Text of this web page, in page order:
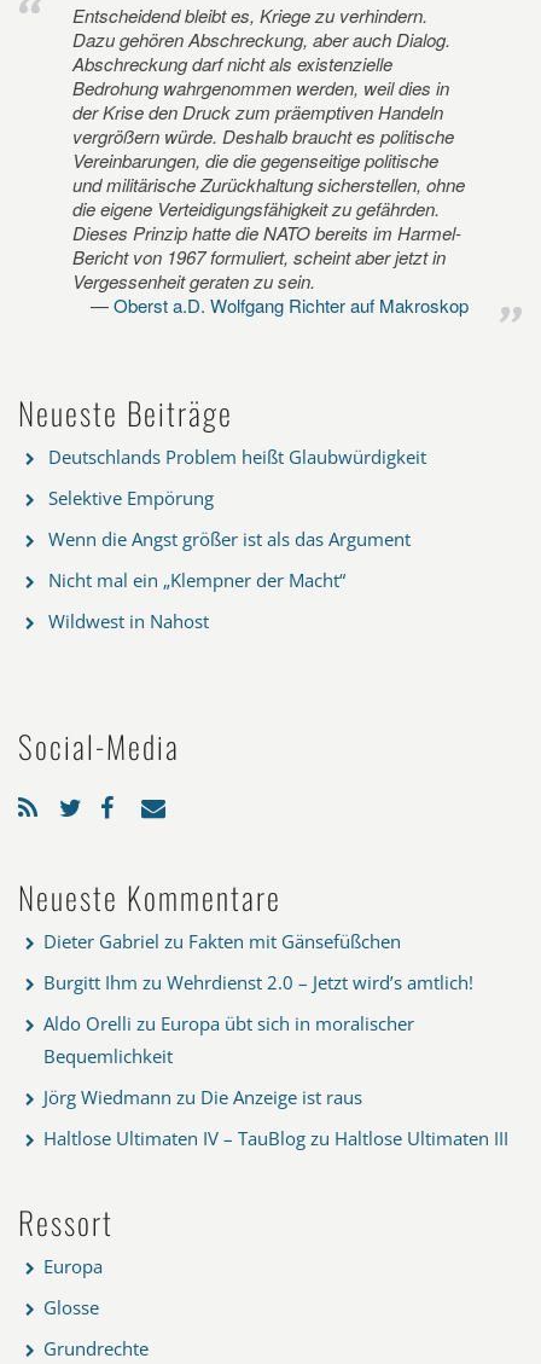
Entscheidend bleibt es, Kriege zu verhindern.
Dazu gehören Abschreckung, aber auch Dialog.
Abschreckung darf nicht als existenzielle
Bedrohung wahrgenommen werden, weil dies in
der Krise den Druck zum präemptiven Handeln
vergrößern würde. Deshalb braucht es politische
Vereinbarungen, die die gegenseitige politische
und militärische Zurückhaltung sicherstellen, ohne
die eigene Verteidigungsfähigkeit zu gefährden.
Dieses Prinzip hatte die NATO bereits im Harmel-
Bericht von 1967 formuliert, scheint aber jetzt in
Vergessenheit geraten zu sein.
Oberst a.D. Wolfgang Richter auf Makroskop
Neueste Beiträge
Deutschlands Problem heißt Glaubwürdigkeit
Selektive Empörung
Wenn die Angst größer ist als das Argument
Nicht mal ein „Klempner der Macht“
Wildwest in Nahost
Social-Media
Neueste Kommentare
Dieter Gabriel zu Fakten mit Gänsefüßchen
Burgitt Ihm zu Wehrdienst 2.0 – Jetzt wird’s amtlich!
Aldo Orelli zu Europa übt sich in moralischer
Bequemlichkeit
Jörg Wiedmann zu Die Anzeige ist raus
Haltlose Ultimaten IV – TauBlog zu Haltlose Ultimaten III
Ressort
Europa
Glosse
Grundrechte